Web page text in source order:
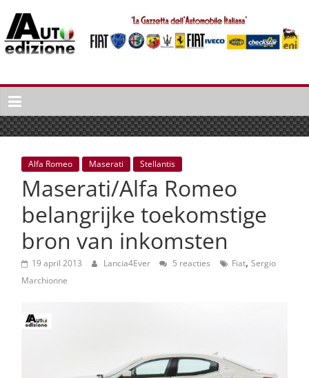
naar
inhoud
Auto
Edizione
La
Gazetta
dell'Automobile
Italiana
Italiaans
autonieuws
lifestyle
Alfa Romeo Maserati Stellantis
Maserati/Alfa Romeo
belangrijke toekomstige
bron van inkomsten
19 april 2013 Lancia4Ever 5 reacties Fiat, Sergio
Marchionne